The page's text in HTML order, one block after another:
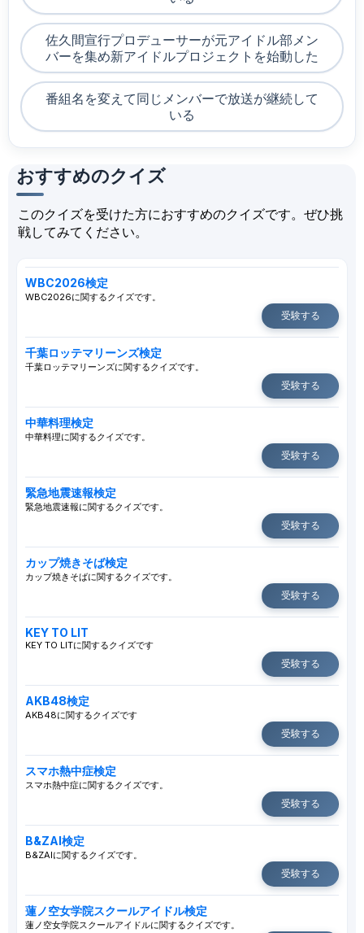
佐久間宣行プロデューサーが元アイドル部メン
バーを集め新アイドルプロジェクトを始動した
番組名を変えて同じメンバーで放送が継続して
いる
おすすめのクイズ
このクイズを受けた方におすすめのクイズです。ぜひ挑
戦してみてください。
WBC2026検定
WBC2026に関するクイズです。
受験する
千葉ロッテマリーンズ検定
千葉ロッテマリーンズに関するクイズです。
受験する
中華料理検定
中華料理に関するクイズです。
受験する
緊急地震速報検定
緊急地震速報に関するクイズです。
受験する
カップ焼きそば検定
カップ焼きそばに関するクイズです。
受験する
KEY TO LIT
KEY TO LITに関するクイズです
受験する
AKB48検定
AKB48に関するクイズです
受験する
スマホ熱中症検定
スマホ熱中症に関するクイズです。
受験する
B&ZAI検定
B&ZAIに関するクイズです。
受験する
蓮ノ空女学院スクールアイドル検定
蓮ノ空女学院スクールアイドルに関するクイズです。